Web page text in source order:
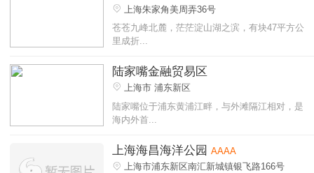
上海朱家角美周弄36号
苍苍九峰北麓，茫茫淀山湖之滨，有块47平方公
里成折...
陆家嘴金融贸易区
上海市 浦东新区
陆家嘴位于浦东黄浦江畔，与外滩隔江相对，是
海内外首...
上海海昌海洋公园 AAAA
上海市浦东新区南汇新城镇银飞路166号